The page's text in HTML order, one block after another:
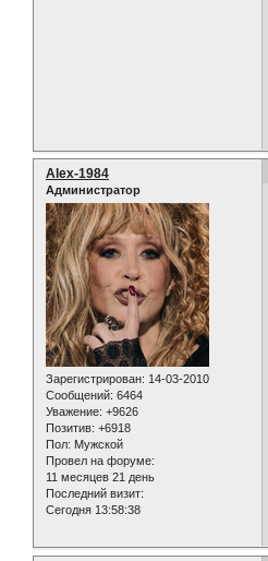
Alex-1984
Администратор
Зарегистрирован: 14-03-2010
Сообщений: 6464
Уважение: +9626
Позитив: +6918
Пол: Мужской
Провел на форуме:
11 месяцев 21 день
Последний визит:
Сегодня 13:58:38